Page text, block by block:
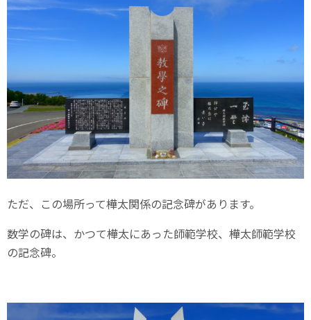
ただ、この場所って樺太関係の記念碑があります。
数学の碑は、かつて樺太にあった師範学校、樺太師範学校
の記念碑。